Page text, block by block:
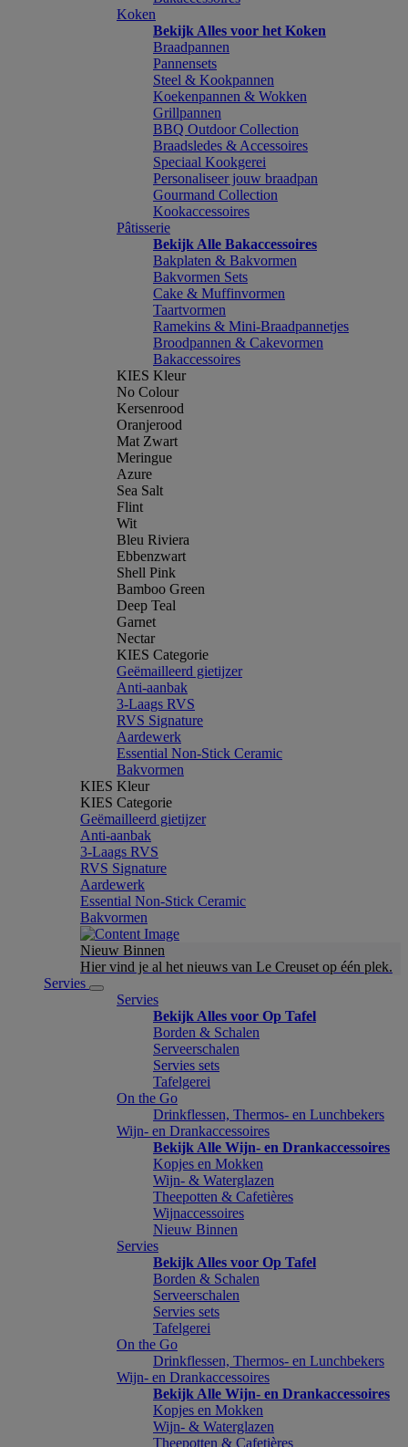
Koken
Bekijk Alles voor het Koken
Braadpannen
Pannensets
Steel & Kookpannen
Koekenpannen & Wokken
Grillpannen
BBQ Outdoor Collection
Braadsledes & Accessoires
Speciaal Kookgerei
Personaliseer jouw braadpan
Gourmand Collection
Kookaccessoires
Pâtisserie
Bekijk Alle Bakaccessoires
Bakplaten & Bakvormen
Bakvormen Sets
Cake & Muffinvormen
Taartvormen
Ramekins & Mini-Braadpannetjes
Broodpannen & Cakevormen
Bakaccessoires
KIES Kleur
No Colour
Kersenrood
Oranjerood
Mat Zwart
Meringue
Azure
Sea Salt
Flint
Wit
Bleu Riviera
Ebbenzwart
Shell Pink
Bamboo Green
Deep Teal
Garnet
Nectar
KIES Categorie
Geëmailleerd gietijzer
Anti-aanbak
3-Laags RVS
RVS Signature
Aardewerk
Essential Non-Stick Ceramic
Bakvormen
KIES Kleur
KIES Categorie
Geëmailleerd gietijzer
Anti-aanbak
3-Laags RVS
RVS Signature
Aardewerk
Essential Non-Stick Ceramic
Bakvormen
Nieuw Binnen
Hier vind je al het nieuws van Le Creuset op één plek.
Servies
Servies
Bekijk Alles voor Op Tafel
Borden & Schalen
Serveerschalen
Servies sets
Tafelgerei
On the Go
Drinkflessen, Thermos- en Lunchbekers
Wijn- en Drankaccessoires
Bekijk Alle Wijn- en Drankaccessoires
Kopjes en Mokken
Wijn- & Waterglazen
Theepotten & Cafetières
Wijnaccessoires
Nieuw Binnen
Servies
Bekijk Alles voor Op Tafel
Borden & Schalen
Serveerschalen
Servies sets
Tafelgerei
On the Go
Drinkflessen, Thermos- en Lunchbekers
Wijn- en Drankaccessoires
Bekijk Alle Wijn- en Drankaccessoires
Kopjes en Mokken
Wijn- & Waterglazen
Theepotten & Cafetières